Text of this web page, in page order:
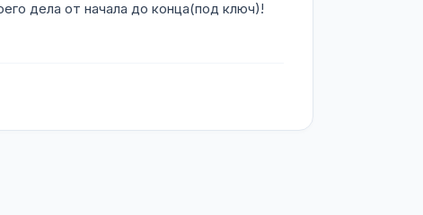
дела от начала до конца(под ключ)!